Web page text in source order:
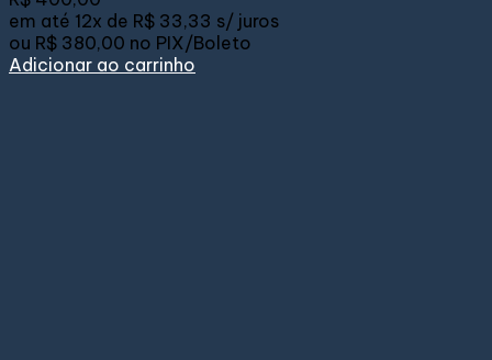
em até 12x de R$ 33,33 s/ juros
ou R$ 380,00 no PIX/Boleto
Adicionar ao carrinho